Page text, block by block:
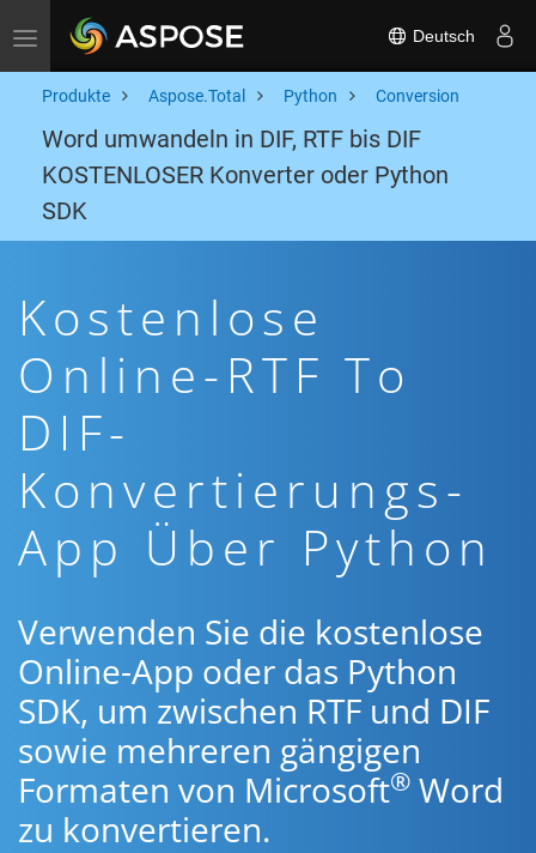
Toggle navigation Deutsch
Produkte Aspose.Total Python Conversion
Word umwandeln in DIF, RTF bis DIF
KOSTENLOSER Konverter oder Python
SDK
Kostenlose
Online-RTF To
DIF-
Konvertierungs-
App Über Python
Verwenden Sie die kostenlose
Online-App oder das Python
SDK, um zwischen RTF und DIF
sowie mehreren gängigen
Formaten von Microsoft® Word
zu konvertieren.